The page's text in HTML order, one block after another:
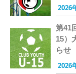
2026
第41
15）
らせ
2026